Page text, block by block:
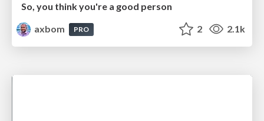
So, you think you're a good person
axbom
PRO 2 2.1k